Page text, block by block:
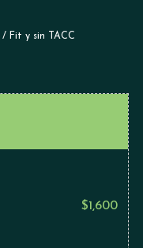
/ Fit y sin TACC
$1,600